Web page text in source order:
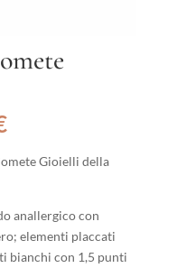
Il
attuale
125,00 €.
Gioielli della
anallergico con
elementi placcati
bianchi con 1,5 punti